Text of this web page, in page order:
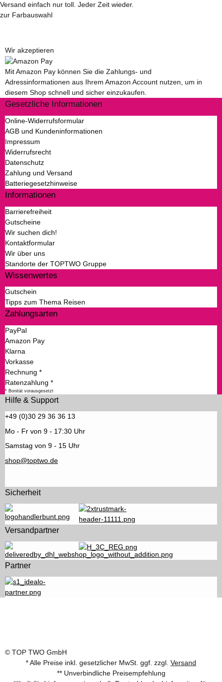
Versand einfach nur toll. Jeder Zeit wieder.
zur Farbauswahl
Wir akzeptieren
Mit Amazon Pay können Sie die Zahlungs- und
Adressinformationen aus Ihrem Amazon Account nutzen, um in
diesem Shop schnell und sicher einzukaufen.
Gesetzliche Informationen
Online-Widerrufsformular
AGB und Kundeninformationen
Impressum
Widerrufsrecht
Datenschutz
Zahlung und Versand
Batteriegesetzhinweise
Informationen
Barrierefreiheit
Gutscheine
Wir suchen dich!
Kontaktformular
Wir über uns
Standorte der TOPTWO Gruppe
Wissenwertes
Gutschein
Tipps zum Thema Reisen
Zahlungsarten
PayPal
Amazon Pay
Klarna
Vorkasse
Rechnung *
Ratenzahlung *
* Bonität vorausgesetzt
Hilfe & Support
+49 (0)30 29 36 36 13
Mo - Fr von 9 - 17:30 Uhr
Samstag von 9 - 15 Uhr
shop@toptwo.de
Sicherheit
Versandpartner
Partner
© TOP TWO GmbH
* Alle Preise inkl. gesetzlicher MwSt. ggf. zzgl. Versand
** Unverbindliche Preisempfehlung